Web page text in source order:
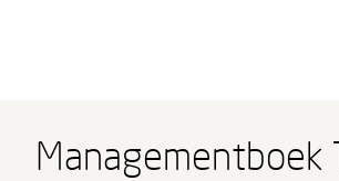
Managementboek